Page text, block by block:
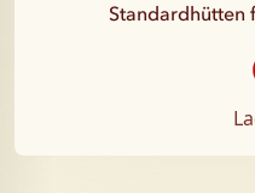
Standardhütten